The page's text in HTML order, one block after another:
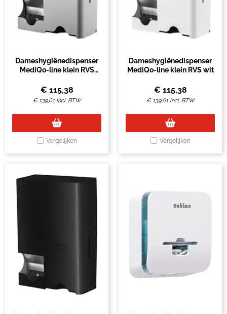
Dameshygiënedispenser
MediQo-line klein RVS
€ 115,38
€139,61 Incl. BTW
Vergelijken
Dameshygiënedispenser
MediQo-line klein RVS wit
€ 115,38
€139,61 Incl. BTW
Vergelijken